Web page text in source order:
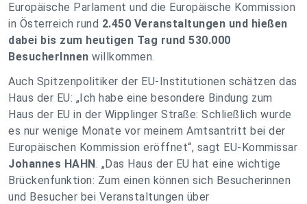
Europäische Parlament und die Europäische Kommission
in Österreich rund 2.450 Veranstaltungen und hießen
dabei bis zum heutigen Tag rund 530.000
BesucherInnen willkommen.
Auch Spitzenpolitiker der EU-Institutionen schätzen das
Haus der EU: „Ich habe eine besondere Bindung zum
Haus der EU in der Wipplinger Straße: Schließlich wurde
es nur wenige Monate vor meinem Amtsantritt bei der
Europäischen Kommission eröffnet“, sagt EU-Kommissar
Johannes HAHN. „Das Haus der EU hat eine wichtige
Brückenfunktion: Zum einen können sich Besucherinnen
und Besucher bei Veranstaltungen über